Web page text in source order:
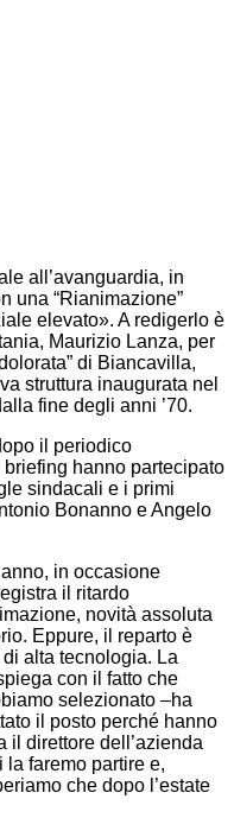
all’avanguardia, in
una “Rianimazione”
elevato». A redigerlo è
Maurizio Lanza, per
di Biancavilla,
struttura inaugurata nel
fine degli anni ’70.
il periodico
hanno partecipato
sindacali e i primi
Bonanno e Angelo
in occasione
il ritardo
novità assoluta
Eppure, il reparto è
alta tecnologia. La
con il fatto che
selezionato –ha
il posto perché hanno
il direttore dell’azienda
faremo partire e,
che dopo l’estate